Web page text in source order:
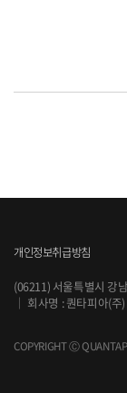
개인정보취급방침
(06211) 서울특별시 강
｜ 회사명 : 퀀타피아(주)
COPYRIGHT Ⓒ